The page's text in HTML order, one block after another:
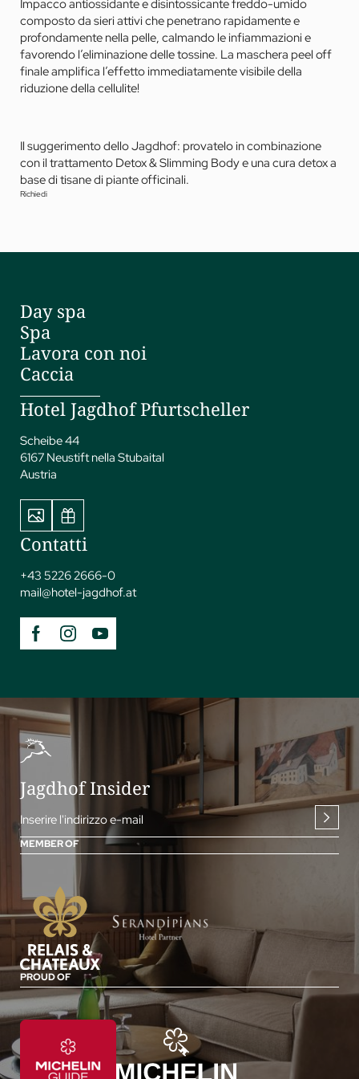
Impacco antiossidante e disintossicante freddo-umido
composto da sieri attivi che penetrano rapidamente e
profondamente nella pelle, calmando le infiammazioni e
favorendo l’eliminazione delle tossine. La maschera peel off
finale amplifica l’effetto immediatamente visibile della
riduzione della cellulite!
Il suggerimento dello Jagdhof: provatelo in combinazione
con il trattamento Detox & Slimming Body e una cura detox a
base di tisane di piante officinali.
Richiedi
Day spa
Spa
Lavora con noi
Caccia
Hotel Jagdhof Pfurtscheller
Scheibe 44
6167 Neustift nella Stubaital
Austria
Contatti
+43 5226 2666-0
mail@hotel-jagdhof.at
Jagdhof Insider
Inserire l'indirizzo e-mail
MEMBER OF
PROUD OF